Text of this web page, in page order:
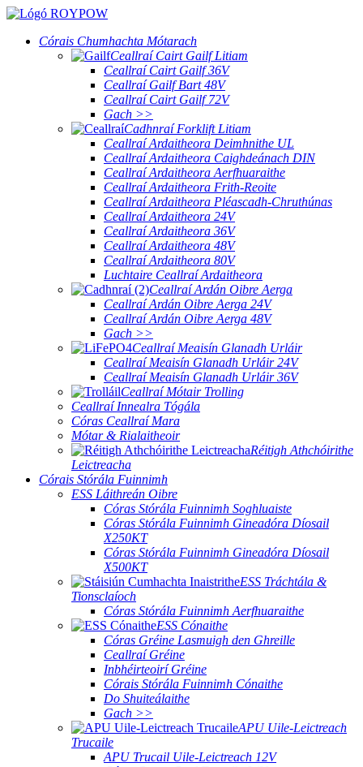
Córais Chumhachta Mótarach
Ceallraí Cairt Gailf Litiam
Ceallraí Cairt Gailf 36V
Ceallraí Gailf Bart 48V
Ceallraí Cairt Gailf 72V
Gach >>
Cadhnraí Forklift Litiam
Ceallraí Ardaitheora Deimhnithe UL
Ceallraí Ardaitheora Caighdeánach DIN
Ceallraí Ardaitheora Aerfhuaraithe
Ceallraí Ardaitheora Frith-Reoite
Ceallraí Ardaitheora Pléascadh-Chruthúnas
Ceallraí Ardaitheora 24V
Ceallraí Ardaitheora 36V
Ceallraí Ardaitheora 48V
Ceallraí Ardaitheora 80V
Luchtaire Ceallraí Ardaitheora
Ceallraí Ardán Oibre Aerga
Ceallraí Ardán Oibre Aerga 24V
Ceallraí Ardán Oibre Aerga 48V
Gach >>
Ceallraí Meaisín Glanadh Urláir
Ceallraí Meaisín Glanadh Urláir 24V
Ceallraí Meaisín Glanadh Urláir 36V
Ceallraí Mótair Trolling
Ceallraí Innealra Tógála
Córas Ceallraí Mara
Mótar & Rialaitheoir
Réitigh Athchóirithe
Leictreacha
Córais Stórála Fuinnimh
ESS Láithreán Oibre
Córas Stórála Fuinnimh Soghluaiste
Córas Stórála Fuinnimh Gineadóra Díosail
X250KT
Córas Stórála Fuinnimh Gineadóra Díosail
X500KT
ESS Tráchtála &
Tionsclaíoch
Córas Stórála Fuinnimh Aerfhuaraithe
ESS Cónaithe
Córas Gréine Lasmuigh den Ghreille
Ceallraí Gréine
Inbhéirteoirí Gréine
Córais Stórála Fuinnimh Cónaithe
Do Shuiteálaithe
Gach >>
APU Uile-Leictreach
Trucaile
APU Trucail Uile-Leictreach 12V